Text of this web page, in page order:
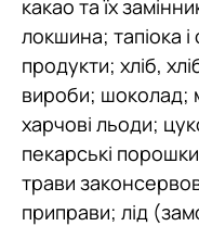
какао та їх
локшина; тапіока
продукти; хліб,
вироби; шоколад;
харчові льоди;
пекарські
трави
приправи; лід